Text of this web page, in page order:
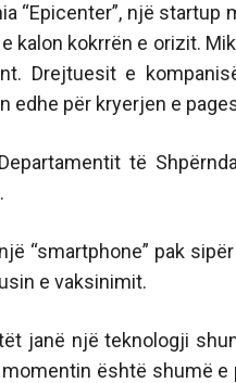
“Epicenter”, një
kalon kokrrën e orizit.
Drejtuesit e
edhe për kryerjen e
të
“smartphone” pak
e vaksinimit.
janë një teknologji
momentin është shumë